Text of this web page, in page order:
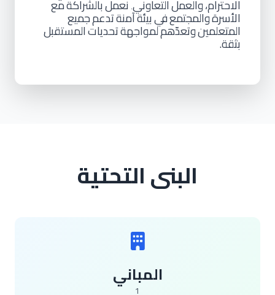
الاحترام،والعملالتعاوني .نعملبالشراكةمع
الأسرةوالمجتمعفي بيئةآمنةتدعمجميع
المتعلمينوتعدّهملمواجهةتحدياتالمستقبل
بثقة.
البنى التحتية
المباني